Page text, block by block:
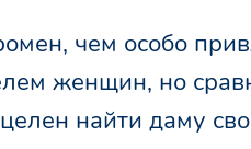
чем особо
женщин, но
найти даму